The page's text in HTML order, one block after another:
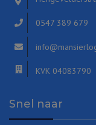
0547 389 679
KVK 04083790
Snel naar